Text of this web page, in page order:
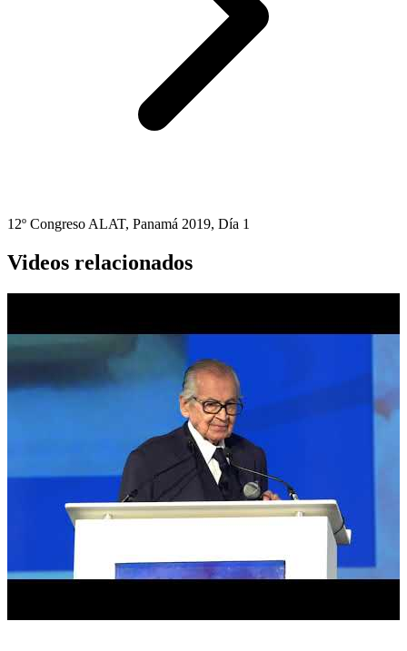
12º Congreso ALAT, Panamá 2019, Día 1
Videos relacionados